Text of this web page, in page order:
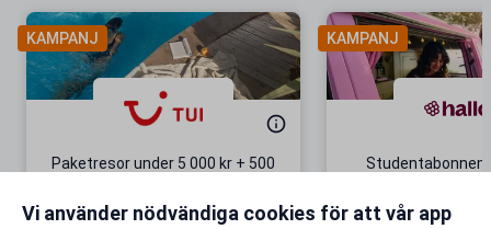
KAMPANJ
Paketresor under 5 000 kr + 500
Gäller även på redan prissänkta
KAMPANJ
+ 20 GB
Vi använder nödvändiga cookies för att vår app